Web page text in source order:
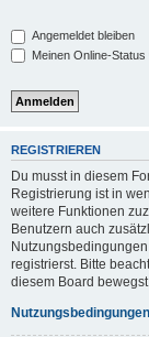
Angemeldet bleiben
Meinen Online-
REGISTRIEREN
Du musst in diesem
Registrierung ist in
weitere Funktionen
Benutzern auch
registrierst. Bitte
diesem Board bewegst.
Nutzungsbedingungen